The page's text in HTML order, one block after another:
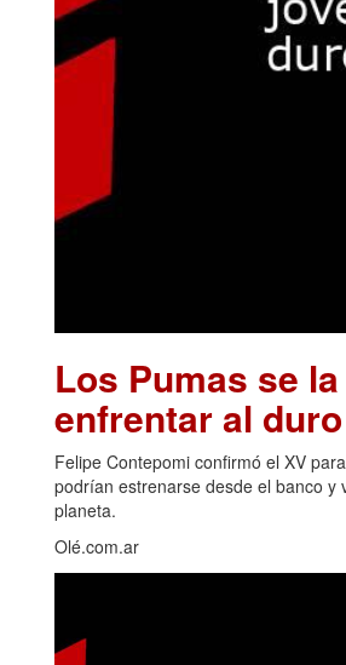
Los Pumas se
enfrentar al
Felipe Contepomi confirmó el XV
podrían estrenarse desde el banco y
planeta.
Olé.com.ar